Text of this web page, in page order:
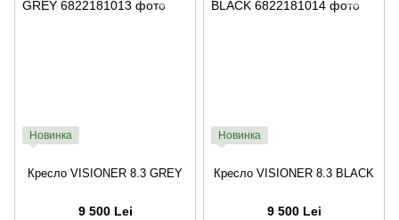
Новинка
Кресло VISIONER 8.3 GREY
9 500 Lei
Новинка
Кресло VISIONER 8.3 BLACK
9 500 Lei